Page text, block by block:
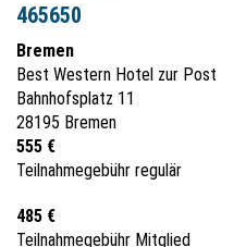
465650
Bremen
Best Western Hotel zur Post
Bahnhofsplatz 11
28195 Bremen
555 €
Teilnahmegebühr regulär
485 €
Teilnahmegebühr Mitglied